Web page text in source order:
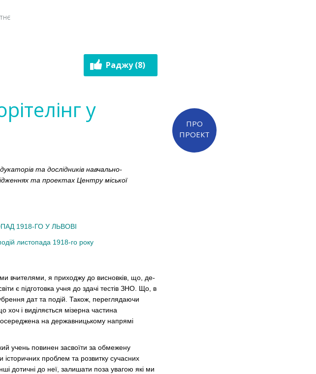
Раджу (8)
ПРО
ПРОЕКТ
у
та дослідників навчально-
та проектах Центру міської
1918-ГО У ЛЬВОВІ
листопада 1918-го року
вчителями, я приходжу до висновків, що, де-
є підготовка учня до здачі тестів ЗНО. Що, в
дат та подій. Також, переглядаючи
і виділяється мізерна частина
на державницькому напрямі
учень повинен засвоїти за обмежену
історичних проблем та розвитку сучасних
дотичні до неї, залишати поза увагою які ми